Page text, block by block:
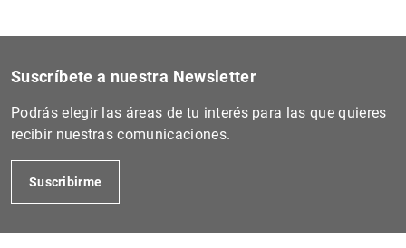
Suscríbete a nuestra Newsletter
Podrás elegir las áreas de tu interés para las que quieres
recibir nuestras comunicaciones.
Suscribirme